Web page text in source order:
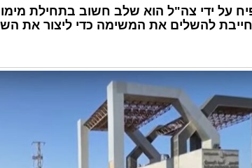
על ידי צה"ל הוא שלב חשוב בתחילת
להשלים את המשימה כדי ליצור את